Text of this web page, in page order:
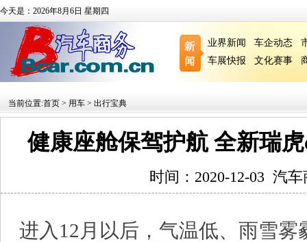
今天是：2026年8月6日 星期四
业界新闻 车企动态
车展快报
文化赛事
当前位置:首页 > 用车 > 出行宝典
健康座舱保驾护航 全新瑞
时间：2020-12-03 汽车
进入12月以后，气温低、雨雪雾